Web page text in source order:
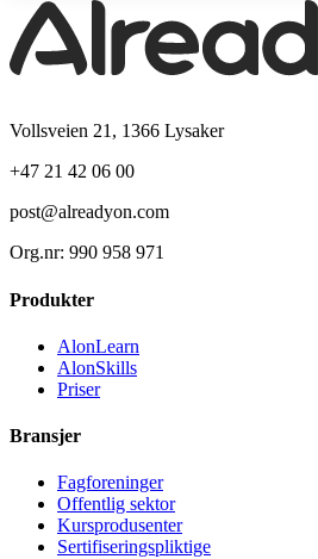
Vollsveien 21, 1366 Lysaker
+47 21 42 06 00
post@alreadyon.com
Org.nr: 990 958 971
Produkter
AlonLearn
AlonSkills
Priser
Bransjer
Fagforeninger
Offentlig sektor
Kursprodusenter
Sertifiseringspliktige